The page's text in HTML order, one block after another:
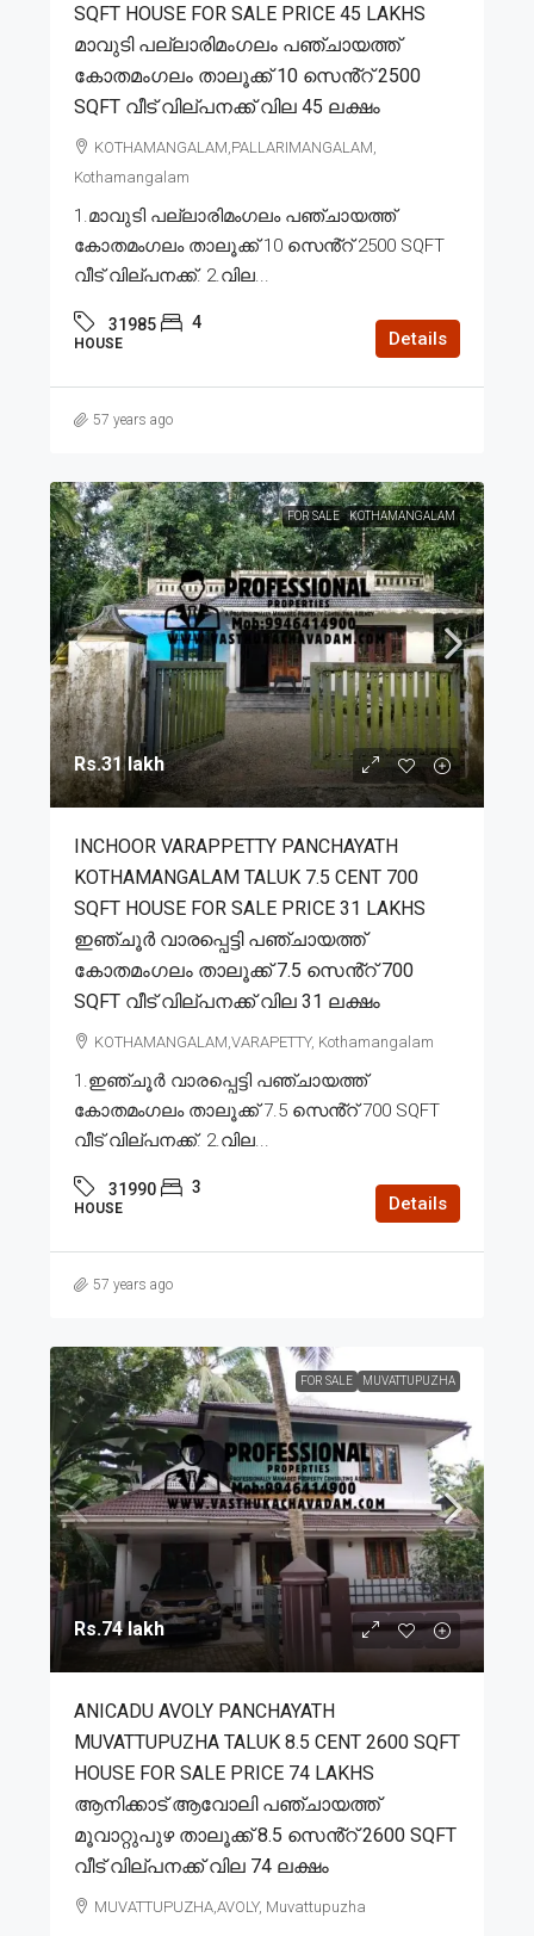
SQFT HOUSE FOR SALE PRICE 45 LAKHS
മാവുടി പല്ലാരിമംഗലം പഞ്ചായത്ത്
കോതമംഗലം താലൂക്ക് 10 സെൻ്റ് 2500
SQFT വീട് വില്പനക്ക് വില 45 ലക്ഷം
KOTHAMANGALAM,PALLARIMANGALAM,
Kothamangalam
1.മാവുടി പല്ലാരിമംഗലം പഞ്ചായത്ത്
കോതമംഗലം താലൂക്ക് 10 സെൻ്റ് 2500 SQFT
വീട് വില്പനക്ക്. 2.വില...
31985 4
HOUSE Details
57 years ago
FOR SALE KOTHAMANGALAM
Rs.31 lakh
INCHOOR VARAPPETTY PANCHAYATH
KOTHAMANGALAM TALUK 7.5 CENT 700
SQFT HOUSE FOR SALE PRICE 31 LAKHS
ഇഞ്ചൂർ വാരപ്പെട്ടി പഞ്ചായത്ത്
കോതമംഗലം താലൂക്ക് 7.5 സെൻ്റ് 700
SQFT വീട് വില്പനക്ക് വില 31 ലക്ഷം
KOTHAMANGALAM,VARAPETTY, Kothamangalam
1.ഇഞ്ചൂർ വാരപ്പെട്ടി പഞ്ചായത്ത്
കോതമംഗലം താലൂക്ക് 7.5 സെൻ്റ് 700 SQFT
വീട് വില്പനക്ക്. 2.വില...
31990 3
HOUSE Details
57 years ago
FOR SALE MUVATTUPUZHA
Rs.74 lakh
ANICADU AVOLY PANCHAYATH
MUVATTUPUZHA TALUK 8.5 CENT 2600 SQFT
HOUSE FOR SALE PRICE 74 LAKHS
ആനിക്കാട് ആവോലി പഞ്ചായത്ത്
മൂവാറ്റുപുഴ താലൂക്ക് 8.5 സെൻ്റ് 2600 SQFT
വീട് വില്പനക്ക് വില 74 ലക്ഷം
MUVATTUPUZHA,AVOLY, Muvattupuzha